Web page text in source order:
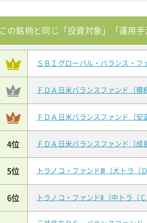
この銘柄と同じ「投資対象」「運用
ＳＢＩグローバル・バランス・フ
ＦＤＡ日米バランスファンド（
ＦＤＡ日米バランスファンド（
4位 ＦＤＡ日米バランスファンド（
5位 トラノコ・ファンドⅢ（大トラ（
6位 トラノコ・ファンドⅡ（中トラ（